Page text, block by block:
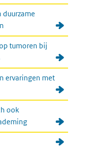
duurzame
tumoren bij
ervaringen met
ook